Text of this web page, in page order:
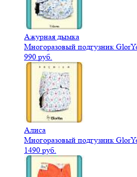
Ажурная дымка
Многоразовый подгузник
990 руб.
Алиса
Многоразовый подгузник
1490 руб.